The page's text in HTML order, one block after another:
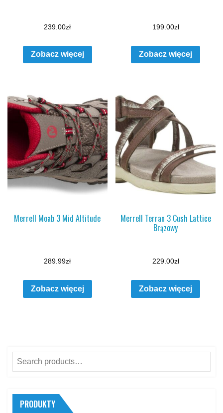
239.00zł
Zobacz więcej
199.00zł
Zobacz więcej
Merrell Moab 3 Mid Altitude
289.99zł
Zobacz więcej
Merrell Terran 3 Cush Lattice
Brązowy
229.00zł
Zobacz więcej
Search
for:
PRODUKTY